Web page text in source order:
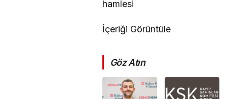
hamlesi
İçeriği Görüntüle
Göz Atın